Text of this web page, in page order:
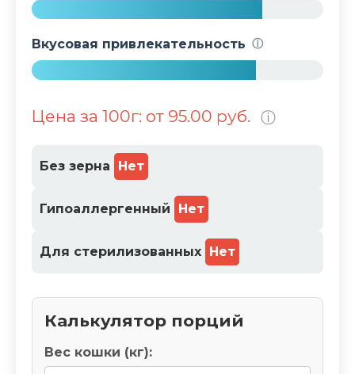
Вкусовая привлекательность ⓘ
Цена за 100г: от 95.00 руб. ⓘ
Без зерна Нет
Гипоаллергенный Нет
Для стерилизованных Нет
Калькулятор порций
Вес кошки (кг):